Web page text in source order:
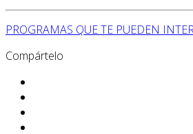
PROGRAMAS QUE TE PUEDEN
Compártelo